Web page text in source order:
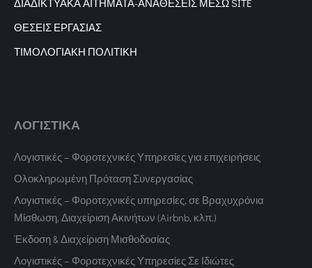
ΘΕΣΕΙΣ ΕΡΓΑΣΙΑΣ
ΤΙΜΟΛΟΓΙΑΚΗ ΠΟΛΙΤΙΚΗ
ΛΟΓΙΣΤΙΚΑ
Λογιστικές – Φοροτεχνικές Υπηρεσίες για επιχειρήσεις
Ολοκληρωμένη Πρόταση Συνεργασίας
Λογιστικές – Φοροτεχνικές υπηρεσίες, σε Βραχυχρόνια
Μίσθωση, Διαχείριση Ακινήτων (Airbnb, κλπ.)
Έκδοση & Διαχείριση Μισθοδοσίας
Λογιστικές – Φοροτεχνικές Υπηρεσίες Σε Ιδιώτες